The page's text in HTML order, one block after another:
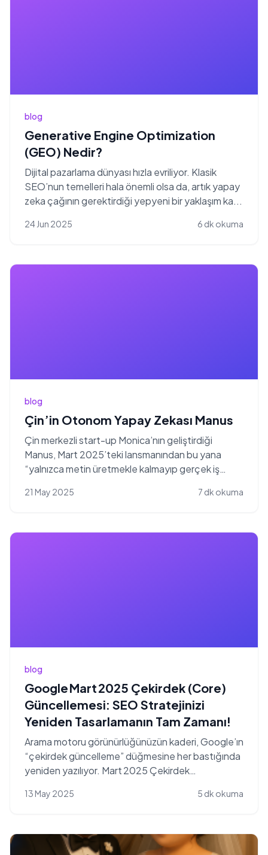
blog
Generative Engine Optimization
(GEO) Nedir?
Dijital pazarlama dünyası hızla evriliyor. Klasik
SEO’nun temelleri hala önemli olsa da, artık yapay
zeka çağının gerektirdiği yepyeni bir yaklaşım ka...
24 Jun 2025 6 dk okuma
blog
Çin’in Otonom Yapay Zekası Manus
Çin merkezli start-up Monica’nın geliştirdiği
Manus, Mart 2025’teki lansmanından bu yana
“yalnızca metin üretmekle kalmayıp gerçek iş
21 May 2025 7 dk okuma
blog
Google Mart 2025 Çekirdek (Core)
Güncellemesi: SEO Stratejinizi
Yeniden Tasarlamanın Tam Zamanı!
Arama motoru görünürlüğünüzün kaderi, Google’ın
“çekirdek güncelleme” düğmesine her bastığında
yeniden yazılıyor. Mart 2025 Çekirdek
13 May 2025 5 dk okuma